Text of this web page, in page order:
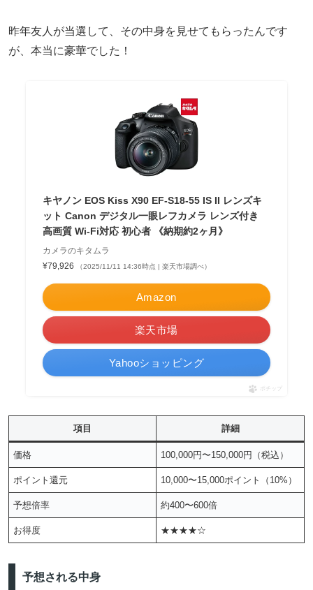
昨年友人が当選して、その中身を見せてもらったんです
が、本当に豪華でした！
キヤノン EOS Kiss X90 EF-S18-55 IS II レンズキ
ット Canon デジタル一眼レフカメラ レンズ付き
高画質 Wi-Fi対応 初心者 《納期約2ヶ月》
カメラのキタムラ
¥79,926
（2025/11/11 14:36時点 | 楽天市場調べ）
Amazon
楽天市場
Yahooショッピング
ポチップ
項目 詳細
価格 100,000円〜150,000円（税込）
ポイント還元 10,000〜15,000ポイント（10%）
予想倍率 約400〜600倍
お得度 ★★★★☆
予想される中身